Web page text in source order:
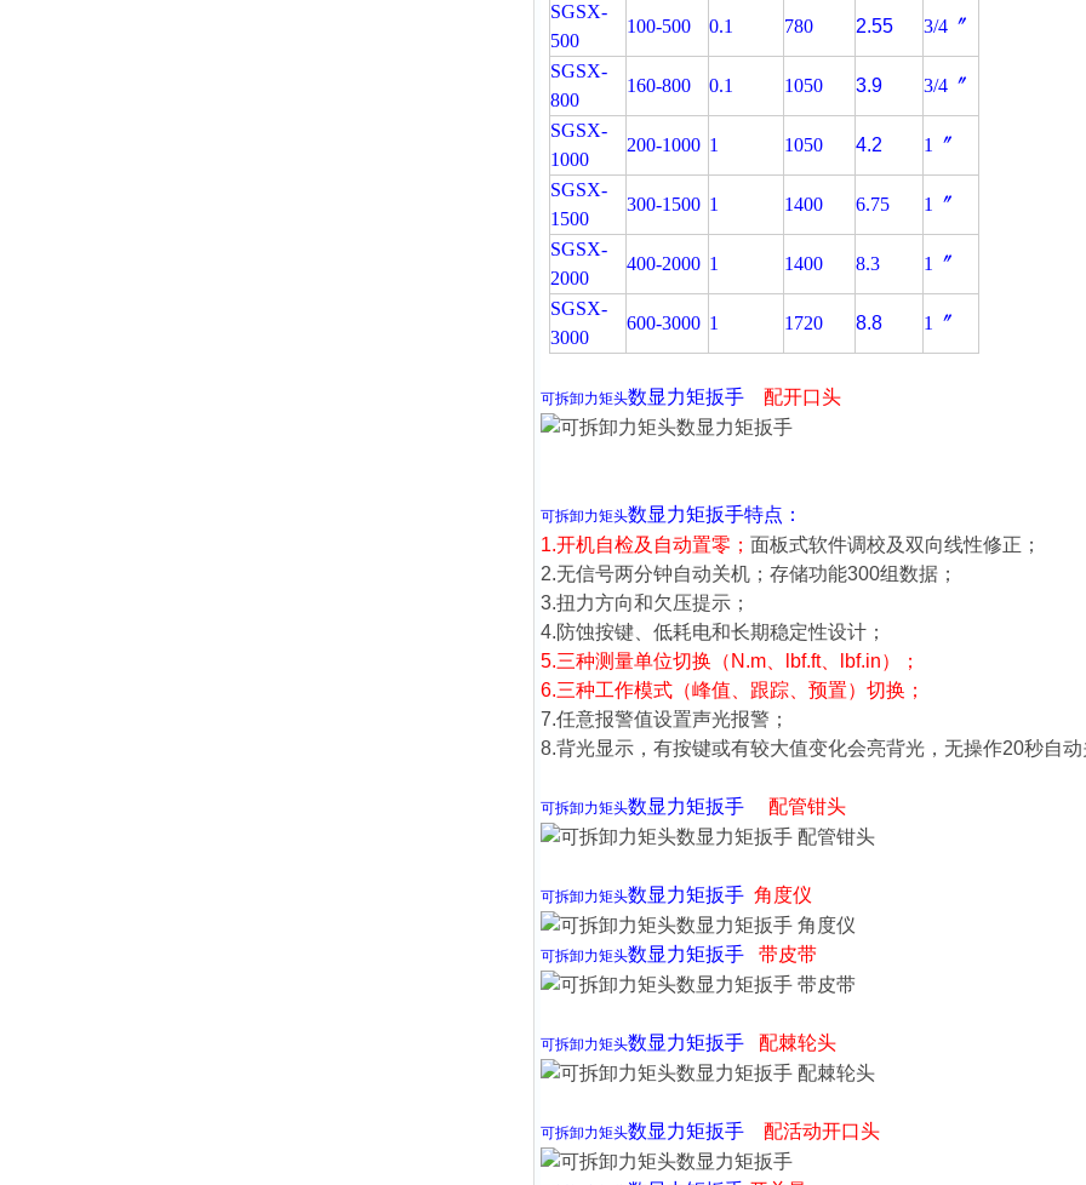
SGSX-
500
100-500 0.1 780 2.55 3/4〞
SGSX-
800
160-800 0.1 1050 3.9 3/4〞
SGSX-
1000
200-1000 1 1050 4.2 1〞
SGSX-
1500
300-1500 1 1400 6.75 1〞
SGSX-
2000
400-2000 1 1400 8.3 1〞
SGSX-
3000
600-3000 1 1720 8.8 1〞
可拆卸力矩头数显力矩扳手 配开口头
可拆卸力矩头数显力矩扳手特点：
1.开机自检及自动置零； 面板式软件调校及双向线性修正；
2.无信号两分钟自动关机；存储功能300组数据；
3.扭力方向和欠压提示；
4.防蚀按键、低耗电和长期稳定性设计；
5.三种测量单位切换（N.m、lbf.ft、lbf.in）；
6.三种工作模式（峰值、跟踪、预置）切换；
7.任意报警值设置声光报警；
8.背光显示，有按键或有较大值变化会亮背光，无操作20秒自
可拆卸力矩头数显力矩扳手 配管钳头
可拆卸力矩头数显力矩扳手 角度仪
可拆卸力矩头数显力矩扳手 带皮带
可拆卸力矩头数显力矩扳手 配棘轮头
可拆卸力矩头数显力矩扳手 配活动开口头